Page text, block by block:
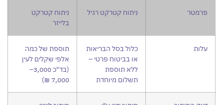
פרמטר ניתוח קטרקט רגיל
ניתוח קטרקט
בלייזר
עלות
כלול בסל הבריאות
או בביטוח פרטי –
ללא תוספת
תשלום מיוחדת
תוספת של כמה
אלפי שקלים לעין
(בד"כ 3,000–
7,000 ₪)